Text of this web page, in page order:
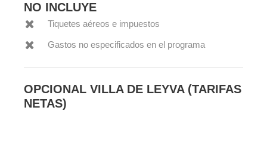
NO INCLUYE
Tiquetes aéreos e impuestos
Gastos no especificados en el programa
OPCIONAL VILLA DE LEYVA (TARIFAS
NETAS)